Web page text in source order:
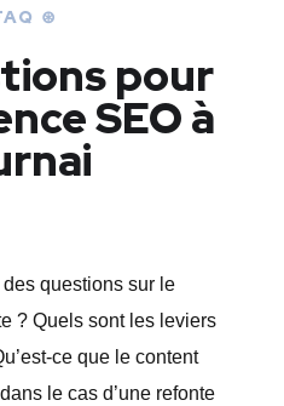
⊛
pour
SEO à
questions sur le
? Quels sont les leviers
ce que le content
le cas d’une refonte